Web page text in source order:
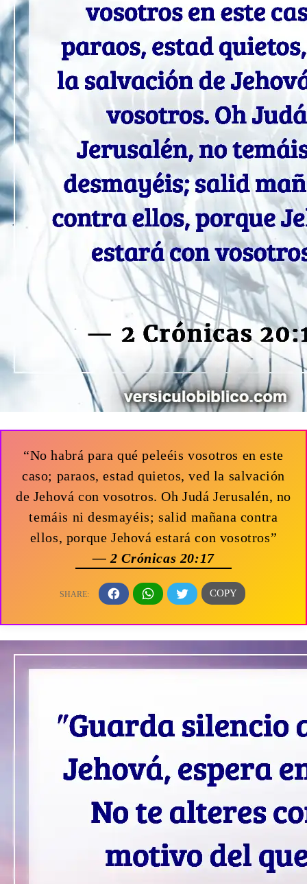
“No habrá para qué peleéis vosotros en este
caso; paraos, estad quietos, ved la salvación
de Jehová con vosotros. Oh Judá Jerusalén, no
temáis ni desmayéis; salid mañana contra
ellos, porque Jehová estará con vosotros”
— 2 Crónicas 20:17